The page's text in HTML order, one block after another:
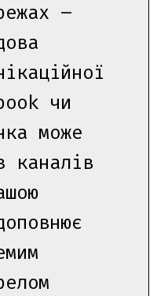
–
чи
може
каналів